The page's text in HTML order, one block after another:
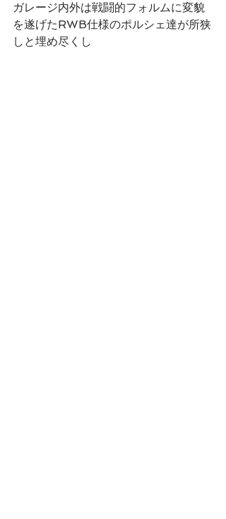
ガレージ内外は戦闘的フォルムに変貌
を遂げたRWB仕様のポルシェ達が所狭
しと埋め尽くし